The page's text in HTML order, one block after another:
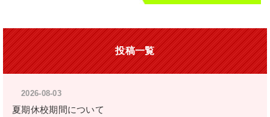
投稿一覧
2026-08-03
夏期休校期間について